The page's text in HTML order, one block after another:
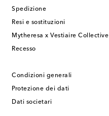
Spedizione
Resi e sostituzioni
Mytheresa x Vestiaire Collective
Recesso
Condizioni generali
Protezione dei dati
Dati societari